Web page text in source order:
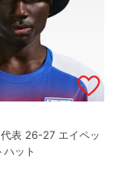
表 26-27 エイペッ
ハット